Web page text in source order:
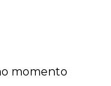
momento